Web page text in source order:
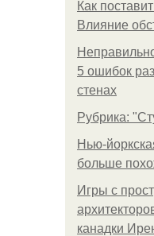
Как
Влияние
5 ошибок
стенах
Рубрика:
Нью-
больше
Игры с
канадки